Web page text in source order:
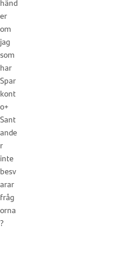
händ
er
om
jag
som
har
Spar
kont
o+
Sant
ande
r
inte
besv
arar
fråg
orna
?